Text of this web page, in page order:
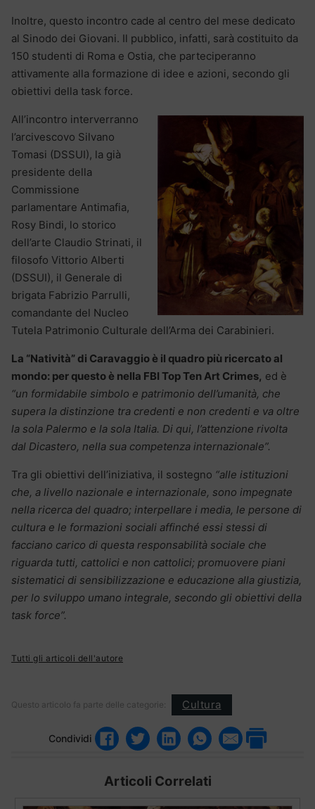
Inoltre, questo incontro cade al centro del mese dedicato
al Sinodo dei Giovani. Il pubblico, infatti, sarà costituito da
150 studenti di Roma e Ostia, che parteciperanno
attivamente alla formazione di idee e azioni, secondo gli
obiettivi della task force.
All’incontro interverranno
l’arcivescovo Silvano
Tomasi (DSSUI), la già
presidente della
Commissione
parlamentare Antimafia,
Rosy Bindi, lo storico
dell’arte Claudio Strinati, il
filosofo Vittorio Alberti
(DSSUI), il Generale di
brigata Fabrizio Parrulli,
comandante del Nucleo
Tutela Patrimonio Culturale dell’Arma dei Carabinieri.
La “Natività” di Caravaggio è il quadro più ricercato al
mondo: per questo è nella FBI Top Ten Art Crimes, ed è
“un formidabile simbolo e patrimonio dell’umanità, che
supera la distinzione tra credenti e non credenti e va oltre
la sola Palermo e la sola Italia. Di qui, l’attenzione rivolta
dal Dicastero, nella sua competenza internazionale”.
Tra gli obiettivi dell’iniziativa, il sostegno “alle istituzioni
che, a livello nazionale e internazionale, sono impegnate
nella ricerca del quadro; interpellare i media, le persone di
cultura e le formazioni sociali affinché essi stessi di
facciano carico di questa responsabilità sociale che
riguarda tutti, cattolici e non cattolici; promuovere piani
sistematici di sensibilizzazione e educazione alla giustizia,
per lo sviluppo umano integrale, secondo gli obiettivi della
task force”.
Tutti gli articoli dell'autore
Questo articolo fa parte delle categorie: Cultura
Condividi
Articoli Correlati